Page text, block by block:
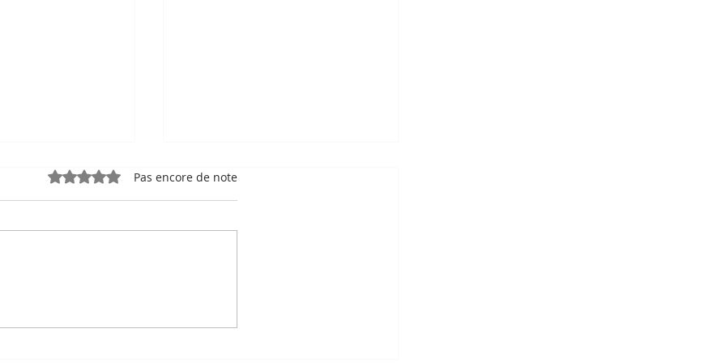
a survécu en dessinant le
Noté 0 étoile sur 5.Pas encore de note